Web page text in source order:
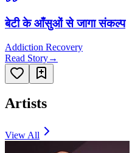
बेटी के आँसुओं से जागा संकल्प
Addiction Recovery
Read Story→
Artists
View All